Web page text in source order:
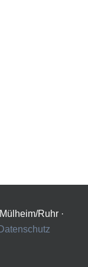
Ruhr ·
Datenschutz